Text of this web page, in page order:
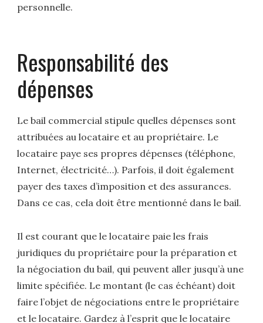
personnelle.
Responsabilité des
dépenses
Le bail commercial stipule quelles dépenses sont
attribuées au locataire et au propriétaire. Le
locataire paye ses propres dépenses (téléphone,
Internet, électricité…). Parfois, il doit également
payer des taxes d’imposition et des assurances.
Dans ce cas, cela doit être mentionné dans le bail.
Il est courant que le locataire paie les frais
juridiques du propriétaire pour la préparation et
la négociation du bail, qui peuvent aller jusqu’à une
limite spécifiée. Le montant (le cas échéant) doit
faire l’objet de négociations entre le propriétaire
et le locataire. Gardez à l’esprit que le locataire